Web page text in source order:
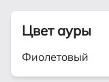
Цвет ауры
Фиолетовый